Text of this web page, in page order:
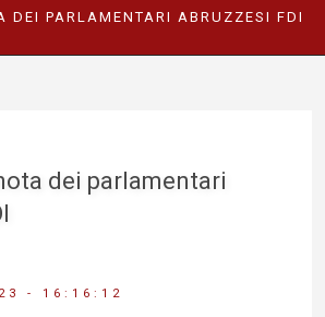
DEI PARLAMENTARI ABRUZZESI FDI
dei parlamentari
- 16:16:12